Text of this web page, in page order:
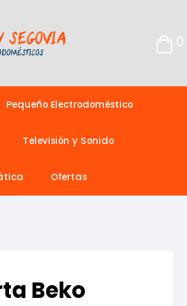
0
Pequeño Electrodoméstico
Televisión y Sonido
Ofertas
Beko